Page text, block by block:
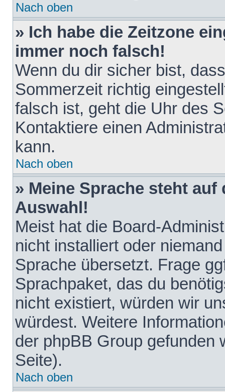
Nach oben
» Ich habe die Zeitzone
immer noch falsch!
Wenn du dir sicher bist,
Sommerzeit richtig
falsch ist, geht die Uhr des
Kontaktiere einen
kann.
Nach oben
» Meine Sprache steht
Auswahl!
Meist hat die Board-
nicht installiert oder
Sprache übersetzt. Frage
Sprachpaket, das du
nicht existiert, würden wir
würdest. Weitere
der phpBB Group gefunden
Seite).
Nach oben